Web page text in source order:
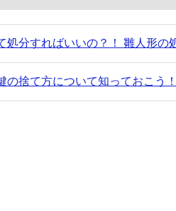
処分すればいいの？！ 雛人形の
の捨て方について知っておこう